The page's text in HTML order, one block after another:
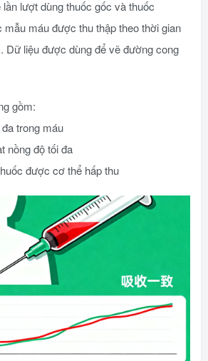
lượt dùng thuốc gốc và thuốc
mẫu máu được thu thập theo thời gian
Dữ liệu được dùng để vẽ đường cong
gồm:
trong máu
nồng độ tối đa
được cơ thể hấp thu